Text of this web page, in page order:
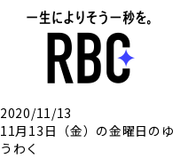
2020/11/13
11月13日（金）の金曜日のゆ
うわく